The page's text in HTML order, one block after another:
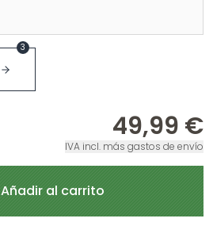
3
49,99 €
IVA incl. más gastos de envío
Añadir al carrito